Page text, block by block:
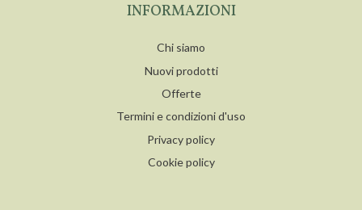
INFORMAZIONI
Chi siamo
Nuovi prodotti
Offerte
Termini e condizioni d'uso
Privacy policy
Cookie policy